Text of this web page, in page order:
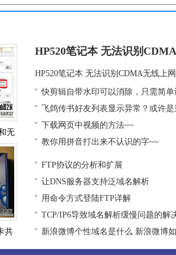
无
共
HP520笔记本 无法识别
HP520笔记本 无法识别CDMA无线上
快剪辑自带水印可以消除，只需简单
飞鸽传书好友列表显示异常？或许
下载网页中视频的方法~~
教你用拼音打出来不认识的字~~
FTP协议的分析和扩展
让DNS服务器支持泛域名解析
用命令方式登陆FTP详解
TCP/IP6导致域名解析缓慢问题的解
新浪微博个性域名是什么 新浪微博